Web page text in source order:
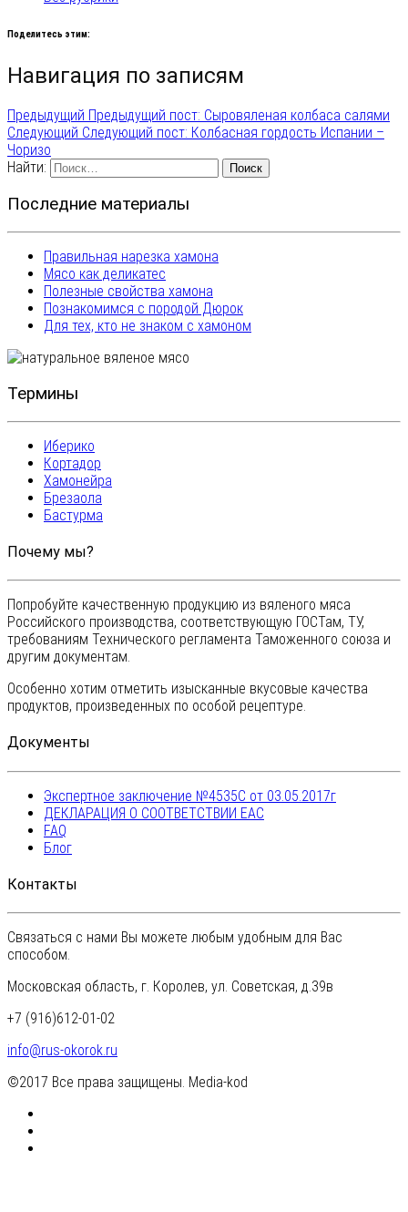
Поделитесь этим:
Навигация по записям
Предыдущий Предыдущий пост: Сыровяленая колбаса салями
Следующий Следующий пост: Колбасная гордость Испании –
Чоризо
Найти:
Последние материалы
Правильная нарезка хамона
Мясо как деликатес
Полезные свойства хамона
Познакомимся с породой Дюрок
Для тех, кто не знаком с хамоном
Термины
Иберико
Кортадор
Хамонейра
Брезаола
Бастурма
Почему мы?
Попробуйте качественную продукцию из вяленого мяса
Российского производства, соответствующую ГОСТам, ТУ,
требованиям Технического регламента Таможенного союза и
другим документам.
Особенно хотим отметить изысканные вкусовые качества
продуктов, произведенных по особой рецептуре.
Документы
Экспертное заключение №4535C от 03.05.2017г
ДЕКЛАРАЦИЯ О СООТВЕТСТВИИ EAC
FAQ
Блог
Контакты
Связаться с нами Вы можете любым удобным для Вас
способом.
Московская область, г. Королев, ул. Советская, д.39в
+7 (916)612-01-02
info@rus-okorok.ru
©2017 Все права защищены. Media-kod